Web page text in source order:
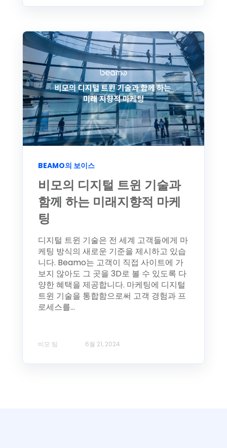
BEAMO의 보이스
비모의 디지털 트윈 기술과
함께 하는 미래지향적 마케
팅
디지털 트윈 기술은 전 세계 고객들에게 마
케팅 방식의 새로운 기준을 제시하고 있습
니다. Beamo는 고객이 직접 사이트에 가
보지 않아도 그 곳을 3D로 볼 수 있도록 다
양한 혜택을 제공합니다. 마케팅에 디지털
트윈 기술을 통합함으로써 고객 경험과 프
로세스를...
비모 팀 6월 21, 2024